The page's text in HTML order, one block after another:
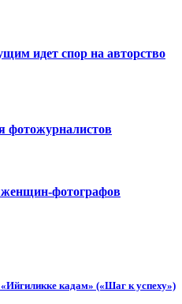
идет спор на авторство
фотожурналистов
фотографов
кадам» («Шаг к успеху»)